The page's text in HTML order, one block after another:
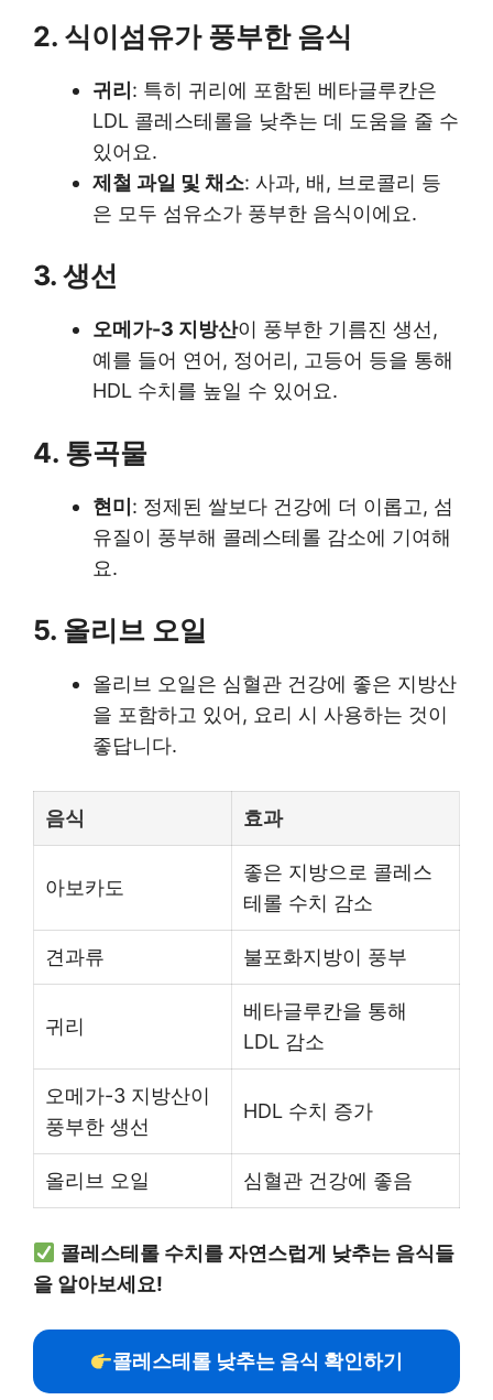
2. 식이섬유가 풍부한 음식
귀리 : 특히 귀리에 포함된 베타글루칸은
LDL 콜레스테롤을 낮추는 데 도움을 줄 수
있어요.
제철 과일 및 채소: 사과, 배, 브로콜리 등
은 모두 섬유소가 풍부한 음식이에요.
3. 생선
오메가-3 지방산이 풍부한 기름진 생선,
예를 들어 연어, 정어리, 고등어 등을 통해
HDL 수치를 높일 수 있어요.
4. 통곡물
현미 : 정제된 쌀보다 건강에 더 이롭고, 섬
유질이 풍부해 콜레스테롤 감소에 기여해
요.
5. 올리브 오일
올리브 오일은 심혈관 건강에 좋은 지방산
을 포함하고 있어, 요리 시 사용하는 것이
좋답니다.
음식 효과
아보카도
좋은 지방으로 콜레스
테롤 수치 감소
견과류 불포화지방이 풍부
귀리
베타글루칸을 통해
LDL 감소
오메가-3 지방산이
풍부한 생선
HDL 수치 증가
올리브 오일 심혈관 건강에 좋음
콜레스테롤 수치를 자연스럽게 낮추는 음식들
을 알아보세요!
콜레스테롤 낮추는 음식 확인하기